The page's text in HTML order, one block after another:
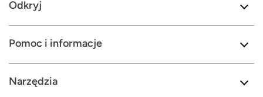
Odkryj
Pomoc i informacje
Narzędzia